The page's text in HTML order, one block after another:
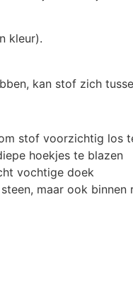
kleur).
kan stof zich
stof voorzichtig los
hoekjes te blazen
vochtige doek
maar ook